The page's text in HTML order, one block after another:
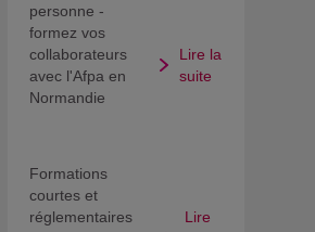
personne -
formez vos
collaborateurs
avec l'Afpa en
Normandie
Lire la
suite
Formations
courtes et
réglementaires
Lire